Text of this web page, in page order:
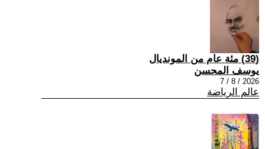
(39) مئة عام من المونديال
يوسف المحسن
2026 / 8 / 7
عالم الرياضة